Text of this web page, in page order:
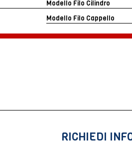
Modello Filo Cilindro
Modello Filo Cappello
RICHIEDI